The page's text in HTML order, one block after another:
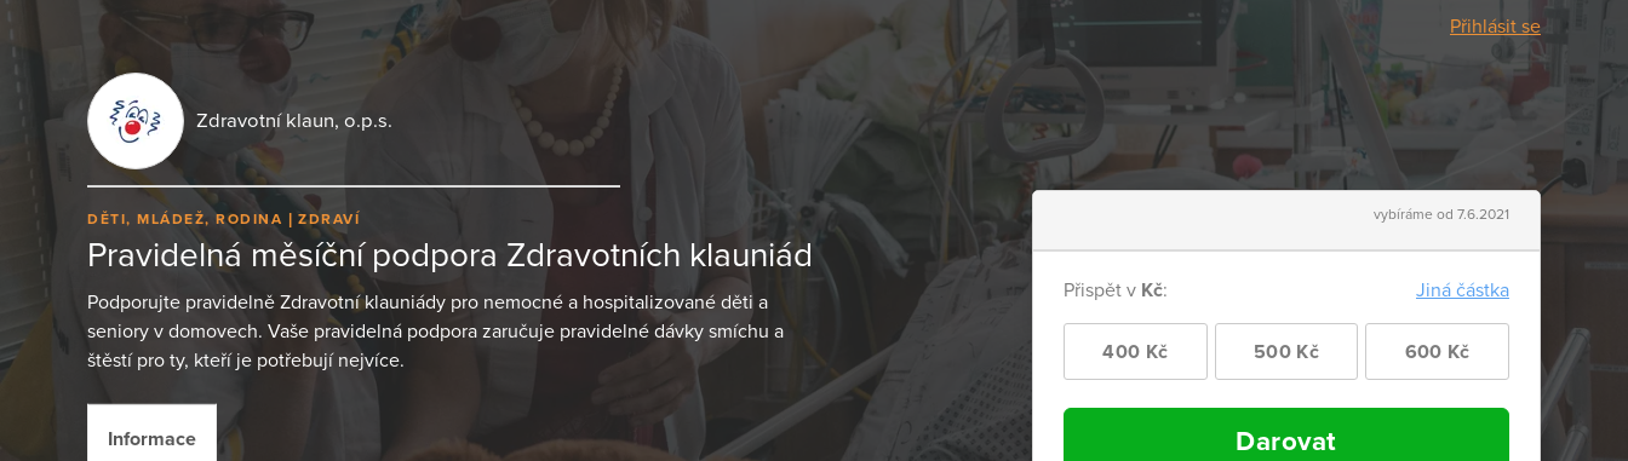
Přihlásit se
Zdravotní klaun, o.p.s.
DĚTI, MLÁDEŽ, RODINA ZDRAVÍ
Pravidelná měsíční podpora Zdravotních klauniád
Podporujte pravidelně Zdravotní klauniády pro nemocné a hospitalizované děti a
seniory v domovech. Vaše pravidelná podpora zaručuje pravidelné dávky smíchu a
štěstí pro ty, kteří je potřebují nejvíce.
vybíráme od 7.6.2021
Přispět v Kč: Jiná částka
400 Kč 500 Kč 600 Kč
Darovat
Informace